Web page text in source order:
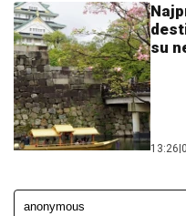
su
13:26|0